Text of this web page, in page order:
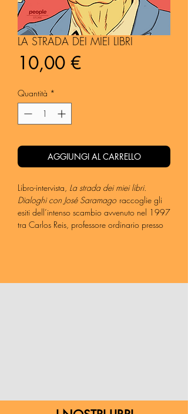
LA STRADA DEI MIEI LIBRI
10,00 €Prezzo
Quantità *
AGGIUNGI AL CARRELLO
Libro-intervista, La strada dei miei libri.
Dialoghi con José Saramago raccoglie gli
esiti dell’intenso scambio avvenuto nel 1997
tra Carlos Reis, professore ordinario presso
dell’uomo, con le sue idee militanti e il suo
inevitabilmente finiscono per caratterizzarne